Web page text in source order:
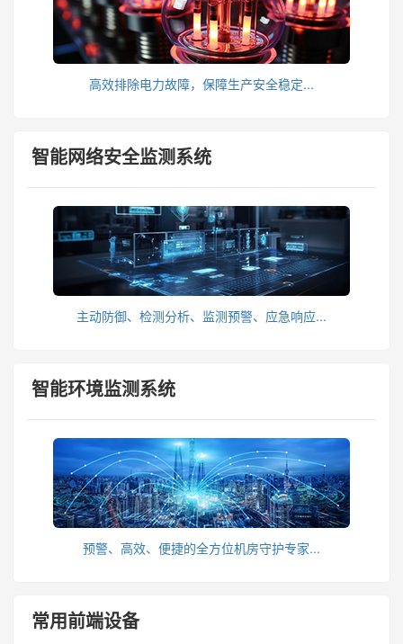
高效排除电力故障，保障生产安全稳定...
智能网络安全监测系统
主动防御、检测分析、监测预警、应急响应...
智能环境监测系统
预警、高效、便捷的全方位机房守护专家...
常用前端设备